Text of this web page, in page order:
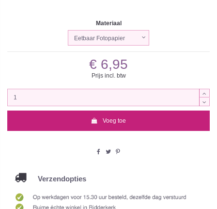
Materiaal
€ 6,95
Prijs incl. btw
Voeg toe
Verzendopties